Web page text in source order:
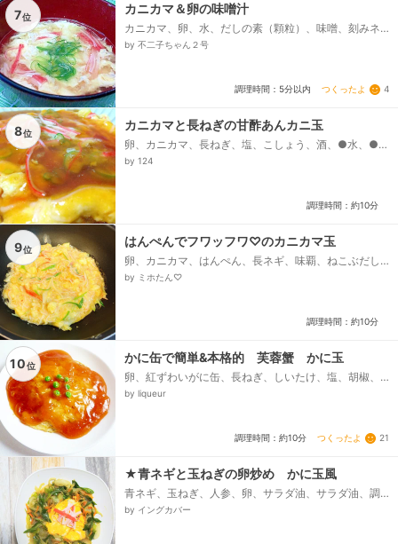
7位
カニカマ＆卵の味噌汁
カニカマ、卵、水、だしの素（顆粒）、味噌、刻みネ
ギ
by 不二子ちゃん２号
調理時間：5分以内 つくったよ 4
8位
カニカマと長ねぎの甘酢あんカニ玉
卵、カニカマ、長ねぎ、塩、こしょう、酒、●水、●し
ょうゆ、●砂糖、●みりん、●酢、●鶏ガラスープの
by 124
調理時間：約10分
9位
はんぺんでフワッフワ♡のカニカマ玉
卵、カニカマ、はんぺん、長ネギ、味覇、ねこぶだし
（めんつゆ）、【あんかけ】↓↓、◎醤油、◎ねこぶだ
by ミホたん♡
調理時間：約10分
10位
かに缶で簡単&本格的 芙蓉蟹 かに玉
卵、紅ずわいがに缶、長ねぎ、しいたけ、塩、胡椒、
☆水、☆片栗粉、☆砂糖、☆醤油、☆おろし生姜、☆
by liqueur
調理時間：約10分 つくったよ 21
★青ネギと玉ねぎの卵炒め かに玉風
青ネギ、玉ねぎ、人参、卵、サラダ油、サラダ油、調
味料、酒、みりん、醤油、砂糖、オイスターソース、
by イングカバー